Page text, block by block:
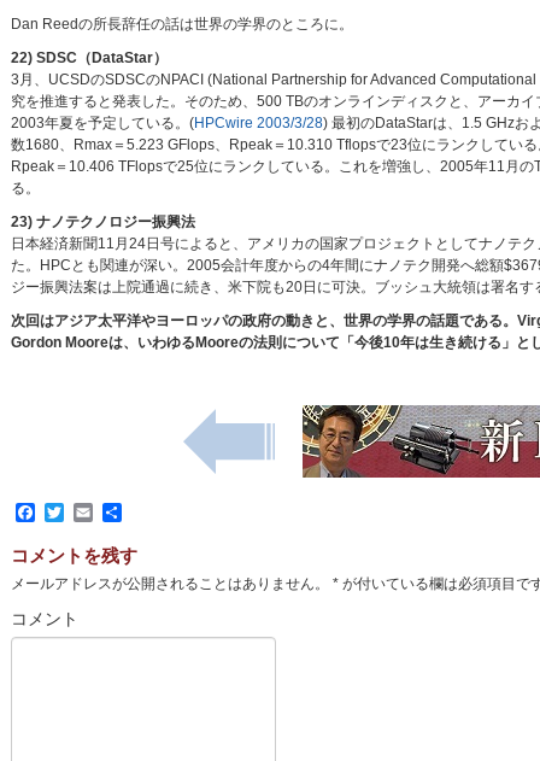
Dan Reedの所長辞任の話は世界の学界のところに。
22) SDSC（DataStar）
3月、UCSDのSDSCのNPACI (National Partnership for Advanced
究を推進すると発表した。そのため、500 TBのオンラインディスクと、アーカ
2003年夏を予定している。(HPCwire 2003/3/28) 最初のDataStarは、1.5 GHzお
数1680、Rmax＝5.223 GFlops、Rpeak＝10.310 Tflopsで23位にランクしてい
Rpeak＝10.406 TFlopsで25位にランクしている。これを増強し、2005年11月
る。
23) ナノテクノロジー振興法
日本経済新聞11月24日号によると、アメリカの国家プロジェクトとしてナノテ
た。HPCとも関連が深い。2005会計年度からの4年間にナノテク開発へ総額
ジー振興法案は上院通過に続き、米下院も20日に可決。ブッシュ大統領は署名
次回はアジア太平洋やヨーロッパの政府の動きと、世界の学界の話題である
Gordon Mooreは、いわゆるMooreの法則について「今後10年は生き続ける」
Facebook
TwitterEmail
共
コメントを残す
メールアドレスが公開されることはありません。 *が付いている欄は必須項目で
コメント